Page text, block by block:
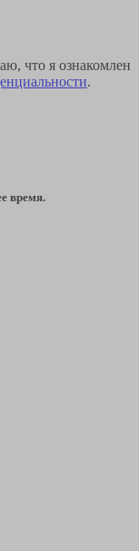
что я ознакомлен
.
время.